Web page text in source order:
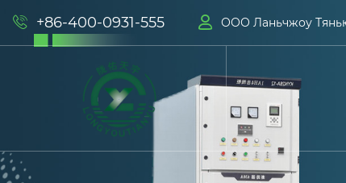
 +86-400-0931-555  ООО Ланьчжоу